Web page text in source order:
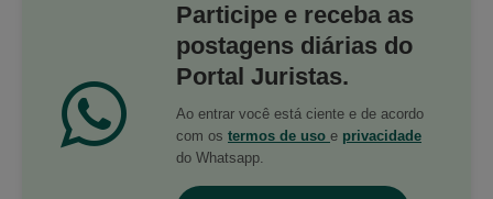
Participe e receba as
postagens diárias do
Portal Juristas.
Ao entrar você está ciente e de acordo
com os termos de uso e privacidade
do Whatsapp.